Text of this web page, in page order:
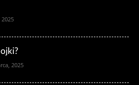
2025